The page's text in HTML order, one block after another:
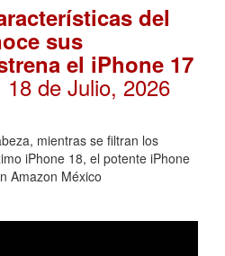
del
sus
el iPhone 17
18 de Julio, 2026
mientras se filtran los
iPhone 18, el potente iPhone
Amazon México